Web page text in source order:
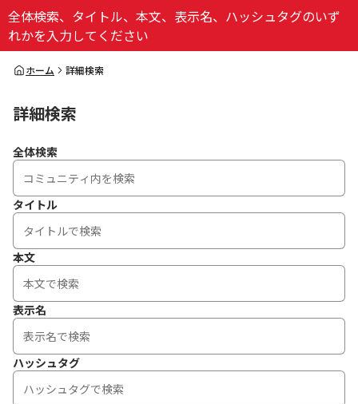
全体検索、タイトル、本文、表示名、ハッシュタグのいず
れかを入力してください
全体検索
ログイン
ホーム 詳細検索
詳細検索
全体検索
タイトル
本文
表示名
ハッシュタグ